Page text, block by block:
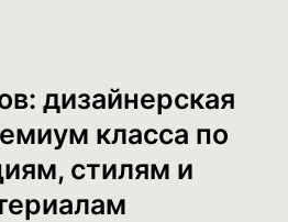
дизайнерская
класса по
стилям и